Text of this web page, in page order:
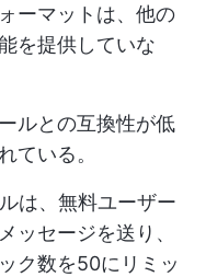
ーマットは、他の
を提供していな
ルとの互換性が低
ている。
は、無料ユーザー
ッセージを送り、
ク数を50にリミッ